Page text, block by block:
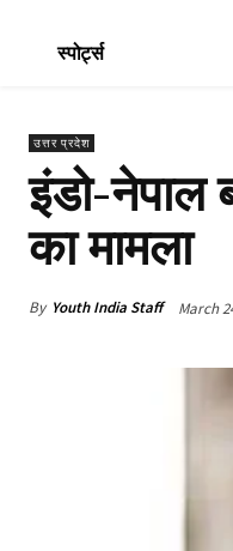
स्पोर्ट्स
उत्तर प्रदेश
इंडो-नेपाल
का मामला
By Youth India Staff March